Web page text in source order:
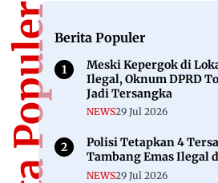
Berita Populer
Meski Kepergok di
Ilegal, Oknum DPRD
Jadi Tersangka
NEWS29 Jul 2026
Polisi Tetapkan 4
Tambang Emas Ilegal
NEWS29 Jul 2026